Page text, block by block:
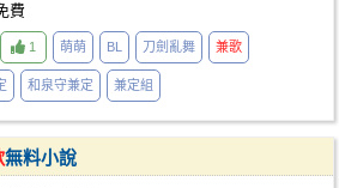
費
1 萌萌 BL 刀劍亂舞 兼歌
和泉守兼定 兼定組
無料小說